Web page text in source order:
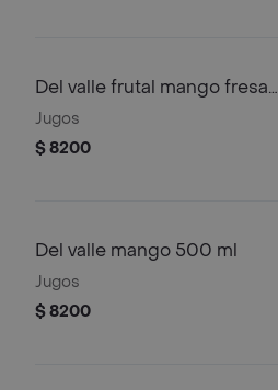
Del valle frutal mango fresa
500ml
Jugos
$ 8200
Del valle mango 500 ml
Jugos
$ 8200